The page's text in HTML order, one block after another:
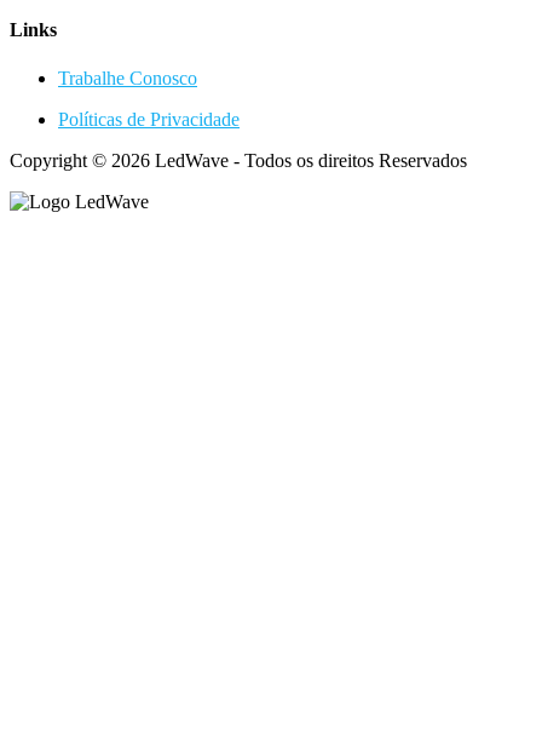
Links
Trabalhe Conosco
Políticas de Privacidade
Copyright © 2026 LedWave - Todos os direitos Reservados